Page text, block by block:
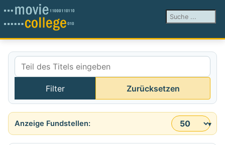
Suchen ...
Teil des Titels eingeben
Filter Zurücksetzen
Anzeige #